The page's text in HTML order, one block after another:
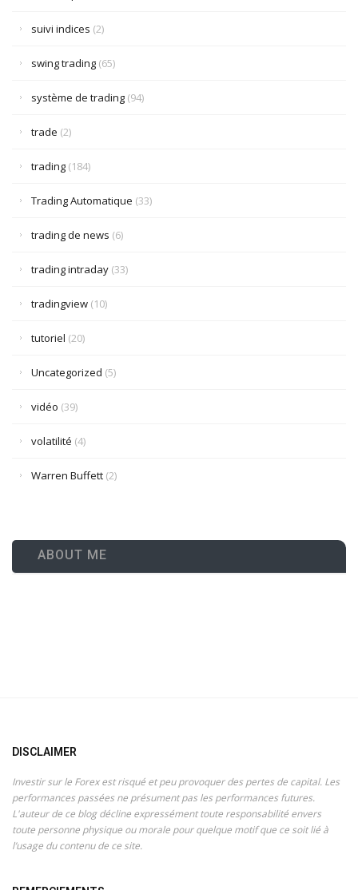
suivi indices (2)
swing trading (65)
système de trading (94)
trade (2)
trading (184)
Trading Automatique (33)
trading de news (6)
trading intraday (33)
tradingview (10)
tutoriel (20)
Uncategorized (5)
vidéo (39)
volatilité (4)
Warren Buffett (2)
ABOUT ME
DISCLAIMER
Investir sur le Forex est risqué et peu provoquer des pertes de capital. Les
performances passées ne présument pas les performances futures.
L'auteur de ce blog décline expressément toute responsabilité envers
toute personne physique ou morale pour quelque motif que ce soit lié à
l’usage du contenu de ce site.